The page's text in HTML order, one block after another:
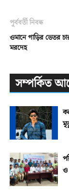
পূর্ববর্তী নিবন্ধ
ওমানে গাড়ির ভেতর
মরদেহ
সম্পর্কিত
ও